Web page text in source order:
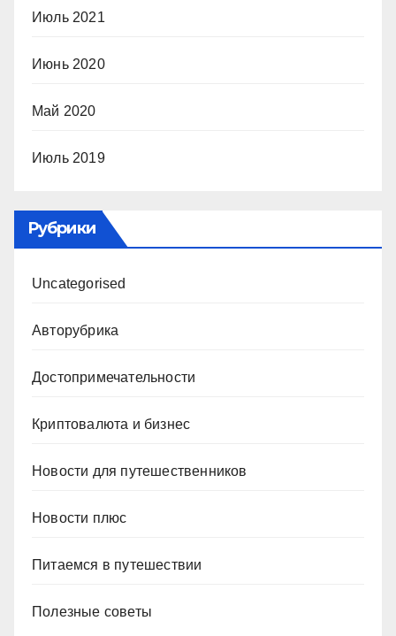
Июль 2021
Июнь 2020
Май 2020
Июль 2019
Рубрики
Uncategorised
Авторубрика
Достопримечательности
Криптовалюта и бизнес
Новости для путешественников
Новости плюс
Питаемся в путешествии
Полезные советы